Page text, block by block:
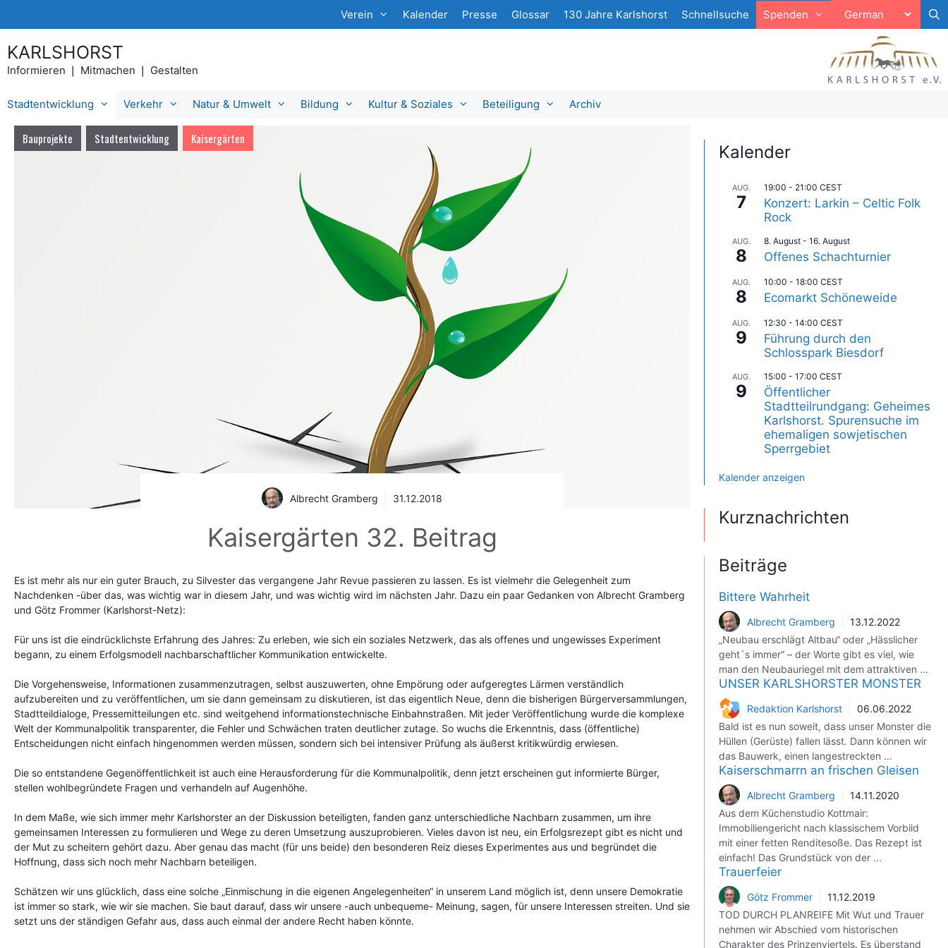
Verein Kalender Presse Glossar 130 Jahre Karlshorst Schnellsuche Spenden
KARLSHORST
Informieren ❘ Mitmachen ❘ Gestalten
Stadtentwicklung Verkehr Natur & Umwelt Bildung Kultur & Soziales Beteiligung Archiv
Bauprojekte Stadtentwicklung Kaisergärten
Albrecht Gramberg 31.12.2018
Kaisergärten 32. Beitrag
Es ist mehr als nur ein guter Brauch, zu Silvester das vergangene Jahr Revue passieren zu lassen. Es ist vielmehr die Gelegenheit zum
Nachdenken -über das, was wichtig war in diesem Jahr, und was wichtig wird im nächsten Jahr. Dazu ein paar Gedanken von Albrecht Gramberg
und Götz Frommer (Karlshorst-Netz):
Für uns ist die eindrücklichste Erfahrung des Jahres: Zu erleben, wie sich ein soziales Netzwerk, das als offenes und ungewisses Experiment
begann, zu einem Erfolgsmodell nachbarschaftlicher Kommunikation entwickelte.
Die Vorgehensweise, Informationen zusammenzutragen, selbst auszuwerten, ohne Empörung oder aufgeregtes Lärmen verständlich
aufzubereiten und zu veröffentlichen, um sie dann gemeinsam zu diskutieren, ist das eigentlich Neue, denn die bisherigen Bürgerversammlungen,
Stadtteildialoge, Pressemitteilungen etc. sind weitgehend informationstechnische Einbahnstraßen. Mit jeder Veröffentlichung wurde die komplexe
Welt der Kommunalpolitik transparenter, die Fehler und Schwächen traten deutlicher zutage. So wuchs die Erkenntnis, dass (öffentliche)
Entscheidungen nicht einfach hingenommen werden müssen, sondern sich bei intensiver Prüfung als äußerst kritikwürdig erwiesen.
Die so entstandene Gegenöffentlichkeit ist auch eine Herausforderung für die Kommunalpolitik, denn jetzt erscheinen gut informierte Bürger,
stellen wohlbegründete Fragen und verhandeln auf Augenhöhe.
In dem Maße, wie sich immer mehr Karlshorster an der Diskussion beteiligten, fanden ganz unterschiedliche Nachbarn zusammen, um ihre
gemeinsamen Interessen zu formulieren und Wege zu deren Umsetzung auszuprobieren. Vieles davon ist neu, ein Erfolgsrezept gibt es nicht und
der Mut zu scheitern gehört dazu. Aber genau das macht (für uns beide) den besonderen Reiz dieses Experimentes aus und begründet die
Hoffnung, dass sich noch mehr Nachbarn beteiligen.
Schätzen wir uns glücklich, dass eine solche „Einmischung in die eigenen Angelegenheiten“ in unserem Land möglich ist, denn unsere Demokratie
ist immer so stark, wie wir sie machen. Sie baut darauf, dass wir unsere -auch unbequeme- Meinung, sagen, für unsere Interessen streiten. Und sie
setzt uns der ständigen Gefahr aus, dass auch einmal der andere Recht haben könnte.
Kalender
AUG.
7
19:00 - 21:00 CEST
Konzert: Larkin – Celtic Folk
Rock
AUG.
8
8. August - 16. August
Offenes Schachturnier
AUG.
8
10:00 - 18:00 CEST
Ecomarkt Schöneweide
AUG.
9
12:30 - 14:00 CEST
Führung durch den
Schlosspark Biesdorf
AUG.
9
15:00 - 17:00 CEST
Öffentlicher
Stadtteilrundgang: Geheimes
Karlshorst. Spurensuche im
ehemaligen sowjetischen
Sperrgebiet
Kalender anzeigen
Kurznachrichten
Beiträge
Bittere Wahrheit
Albrecht Gramberg
13.12.2022
„Neubau erschlägt Altbau“ oder „Hässlicher
geht´s immer“ – der Worte gibt es viel, wie
man den Neubauriegel mit dem attraktiven ...
UNSER KARLSHORSTER MONSTER
Redaktion Karlshorst
06.06.2022
Bald ist es nun soweit, dass unser Monster die
Hüllen (Gerüste) fallen lässt. Dann können wir
das Bauwerk, einen langestreckten ...
Kaiserschmarrn an frischen Gleisen
Albrecht Gramberg
14.11.2020
Aus dem Küchenstudio Kottmair:
Immobiliengericht nach klassischem Vorbild
mit einer fetten Renditesoße. Das Rezept ist
einfach! Das Grundstück von der ...
Trauerfeier
Götz Frommer
11.12.2019
TOD DURCH PLANREIFE Mit Wut und Trauer
nehmen wir Abschied vom historischen
Charakter des Prinzenviertels. Es überstand